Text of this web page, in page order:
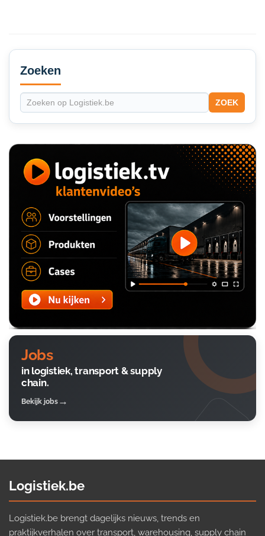
Secondary
Sidebar
Zoeken
ZOEK
Jobs
in logistiek, transport & supply
chain.
Bekijk jobs
Logistiek.be
Logistiek.be brengt dagelijks nieuws, trends en
praktijkverhalen over transport, warehousing, supply chain